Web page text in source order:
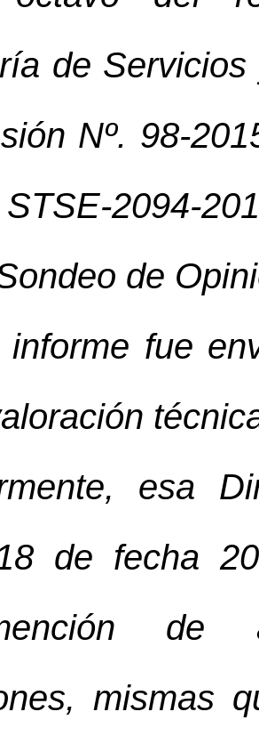
de
Nº. 98-
2094-
de
informe fue
esa
de fecha
de
mismas